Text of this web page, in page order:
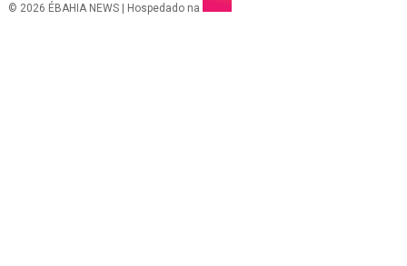
© 2026 ÉBAHIA NEWS | Hospedado na